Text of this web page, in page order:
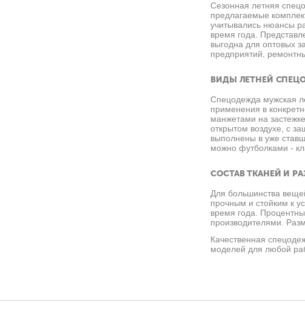
Сезонная летняя
предлагаемые
учитывались нюансы
время года.
выгодна для оптовых
предприятий,
ВИДЫ ЛЕТНЕЙ
Спецодежда мужская
применения в
манжетами на
открытом воздухе, с
выполнены в уже
можно футболками -
СОСТАВ ТКАНЕЙ И
Для большинства
прочным и стойким к
время года.
производителями.
Качественная
моделей для любой